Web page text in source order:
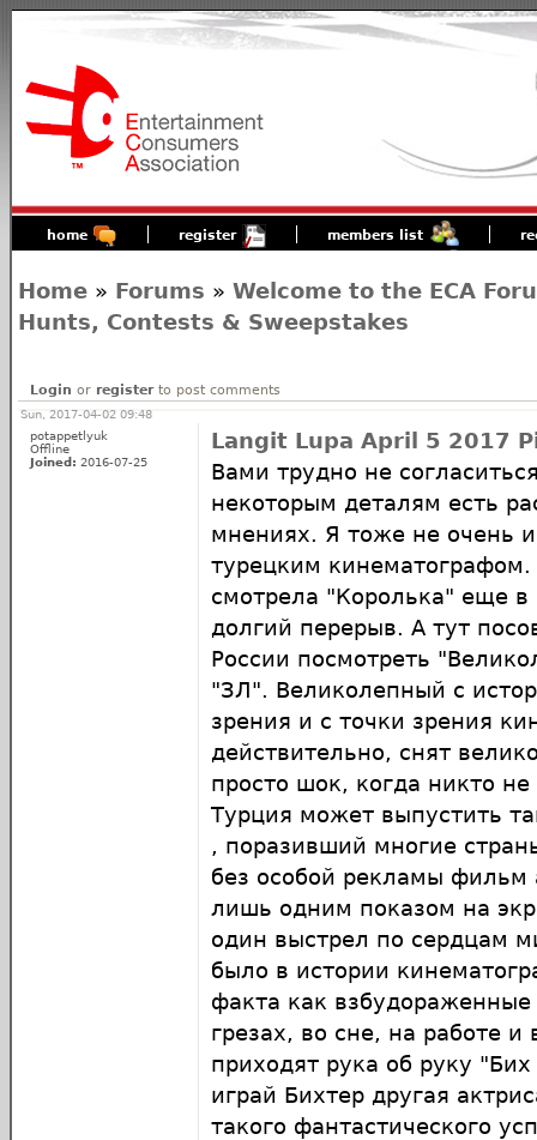
home register members list
Home » Forums » Welcome to the ECA
Hunts, Contests & Sweepstakes
Login or registerto post comments
Sun, 2017-04-02 09:48
potappetlyuk
Offline
Joined: 2016-07-25
Langit Lupa April 5 2017
Вами трудно не
некоторым деталям есть
мнениях. Я тоже не очень
турецким
смотрела "Королька" еще
долгий перерыв. А тут
России посмотреть
"ЗЛ". Великолепный с
зрения и с точки зрения
действительно, снят
просто шок, когда никто
Турция может выпустить
, поразивший многие
без особой рекламы фильм
лишь одним показом на
один выстрел по сердцам
было в истории
факта как
грезах, во сне, на работе и
приходят рука об руку
играй Бихтер другая
такого фантастического